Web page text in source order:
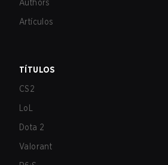
Authors
Artículos
TÍTULOS
CS2
LoL
Dota 2
Valorant